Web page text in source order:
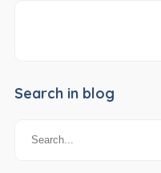
Search in blog